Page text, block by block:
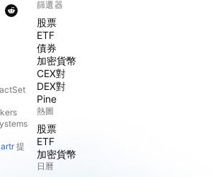
提
篩選器
股票
ETF
債券
加密貨幣
CEX對
DEX對
Pine
熱圖
股票
ETF
加密貨幣
日曆